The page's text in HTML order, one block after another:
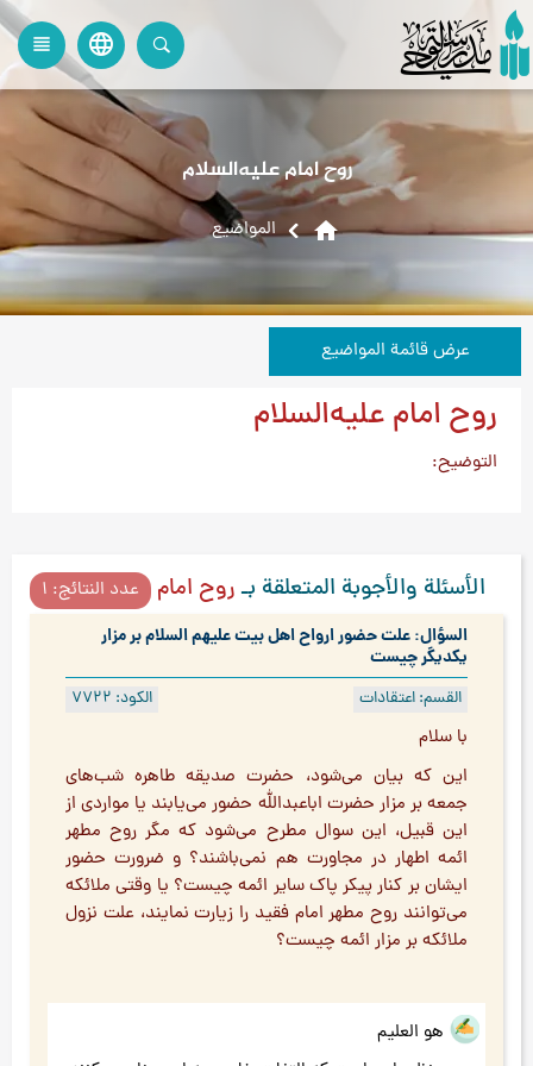
language
view_headline
روح امام علیه‌السلام
home المواضیع
عرض قائمة المواضيع
روح امام علیه‌السلام
التوضيح
الأسئلة والأجوبة المتعلقة بـروح امام علیه‌السلام
عدد النتائج: ۱
السؤال: علت حضور ارواح اهل بیت علیهم السلام بر مزار
یکدیگر چیست
الكود: ۷۷۲۲ القسم: اعتقادات
با سلام
این كه بيان مى‌شود، حضرت صديقه طاهره شب‌هاى
جمعه بر مزار حضرت اباعبدالله حضور می‌یابند یا مواردی از
اين قبيل، اين سوال مطرح مى‌شود كه مگر روح مطهر
ائمه اطهار در مجاورت هم نمی‌باشند؟ و ضرورت حضور
ایشان بر کنار پیکر پاک سایر ائمه چیست؟ یا وقتی ملائكه
مى‌توانند روح مطهر امام فقيد را زيارت نمايند، علت نزول
ملائكه بر مزار ائمه چيست؟
هو العلیم